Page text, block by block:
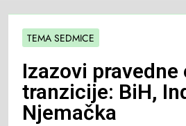
TEMA SEDMICE
Izazovi pravedne
tranzicije: BiH,
Njemačka